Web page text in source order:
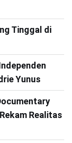
Tinggal di
Yunus
Realitas